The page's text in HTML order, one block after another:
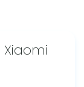
Xiaomi